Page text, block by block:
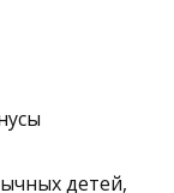
детей,